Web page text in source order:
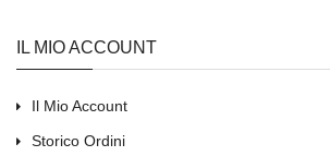
IL MIO ACCOUNT
Il Mio Account
Storico Ordini